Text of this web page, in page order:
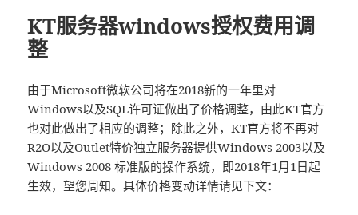
KT服务器windows授权费用调
整
由于Microsoft微软公司将在2018新的一年里对
Windows以及SQL许可证做出了价格调整，由此KT官方
也对此做出了相应的调整；除此之外，KT官方将不再对
R2O以及Outlet特价独立服务器提供Windows 2003以及
Windows 2008 标准版的操作系统，即2018年1月1日起
生效，望您周知。具体价格变动详情请见下文：